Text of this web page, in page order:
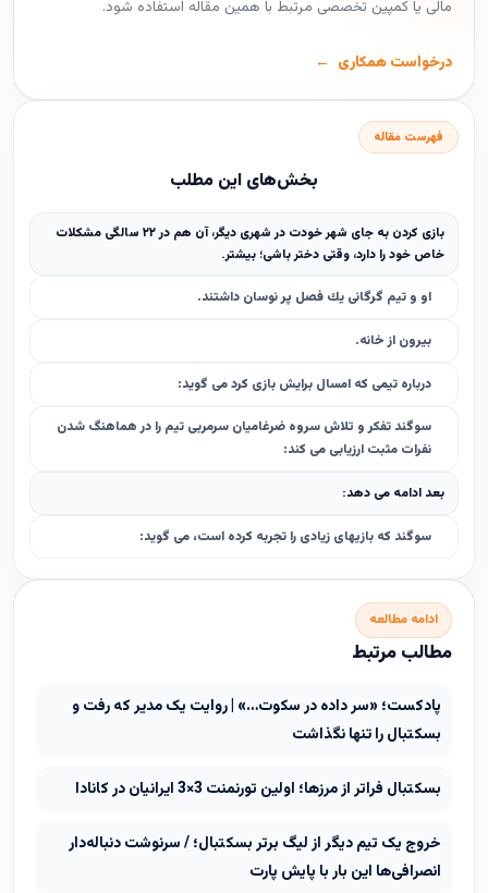
مالی یا کمپین تخصصی مرتبط با همین مقاله استفاده شود.
درخواست همکاری
فهرست مقاله
بخش‌های این مطلب
بازى كردن به جاى شهر خودت در شهرى ديگر، آن هم در ٢٢ سالگى مشكلات
خاص خود را دارد، وقتى دختر باشى؛ بيشتر.
او و تيم گرگانى يك فصل پر نوسان داشتند.
بيرون از خانه.
درباره تيمى كه امسال برايش بازى كرد مى گويد:
سوگند تفكر و تلاش سروه ضرغاميان سرمربى تيم را در هماهنگ شدن
نفرات مثبت ارزيابى مى كند:
بعد ادامه مى دهد:
سوگند كه بازيهاى زيادى را تجربه كرده است، مى گويد:
ادامه مطالعه
مطالب مرتبط
پادکست؛ «سر داده در سکوت…» | روایت یک مدیر که رفت و
بسکتبال را تنها نگذاشت
بسکتبال فراتر از مرزها؛ اولین تورنمنت 3×3 ایرانیان در کانادا
خروج یک تیم دیگر از لیگ برتر بسکتبال؛ / سرنوشت دنباله‌دار
انصرافی‌ها این بار با پایش پارت